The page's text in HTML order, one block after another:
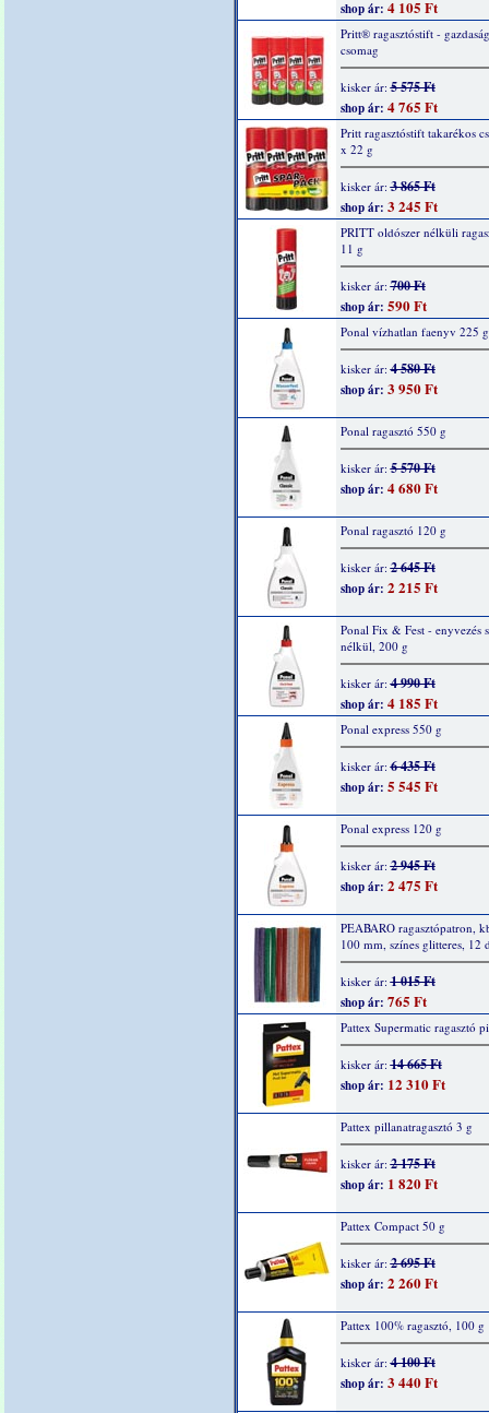
shop ár: 4 105 Ft
Pritt® ragasztóstift -
csomag
kisker ár:5 575 Ft
shop ár: 4 765 Ft
Pritt ragasztóstift takarékos
x 22 g
kisker ár:3 865 Ft
shop ár: 3 245 Ft
PRITT oldószer nélküli
11 g
kisker ár:700 Ft
shop ár: 590 Ft
Ponal vízhatlan faenyv 225 g
kisker ár:4 580 Ft
shop ár: 3 950 Ft
Ponal ragasztó 550 g
kisker ár:5 570 Ft
shop ár: 4 680 Ft
Ponal ragasztó 120 g
kisker ár:2 645 Ft
shop ár: 2 215 Ft
Ponal Fix & Fest - enyvezés
nélkül, 200 g
kisker ár:4 990 Ft
shop ár: 4 185 Ft
Ponal express 550 g
kisker ár:6 435 Ft
shop ár: 5 545 Ft
Ponal express 120 g
kisker ár:2 945 Ft
shop ár: 2 475 Ft
PEABARO ragasztópatron,
100 mm, színes glitteres, 12
kisker ár:1 015 Ft
shop ár: 765 Ft
Pattex Supermatic ragasztó
kisker ár:14 665 Ft
shop ár: 12 310 Ft
Pattex pillanatragasztó 3 g
kisker ár:2 175 Ft
shop ár: 1 820 Ft
Pattex Compact 50 g
kisker ár:2 695 Ft
shop ár: 2 260 Ft
Pattex 100% ragasztó, 100 g
kisker ár:4 100 Ft
shop ár: 3 440 Ft